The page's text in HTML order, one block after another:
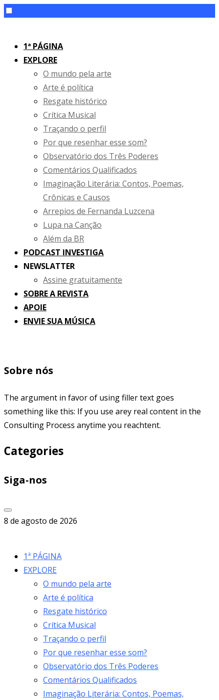
content1ª PÁGINA
EXPLORE
O mundo pela arte
Arte é política
Resgate histórico
Crítica Musical
Traçando o perfil
Por que resenhar esse som?
Observatório dos Três Poderes
Comentários Qualificados
Imaginação Literária: Contos, Poemas,
Crônicas e Causos
Arrepios de Fernanda Luzcena
Lupa na Canção
Além da BR
PODCAST INVESTIGA
NEWSLATTER
Assine gratuitamente
SOBRE A REVISTA
APOIE
ENVIE SUA MÚSICA
Sobre nós
The argument in favor of using filler text goes
something like this: If you use arey real content in the
Consulting Process anytime you reachtent.
Categories
Siga-nos
8 de agosto de 2026
1ª PÁGINA
EXPLORE
O mundo pela arte
Arte é política
Resgate histórico
Crítica Musical
Traçando o perfil
Por que resenhar esse som?
Observatório dos Três Poderes
Comentários Qualificados
Imaginação Literária: Contos, Poemas,